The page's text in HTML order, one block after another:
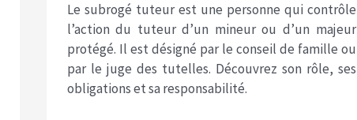
Le subrogé tuteur est une personne qui contrôle
l’action du tuteur d’un mineur ou d’un majeur
protégé. Il est désigné par le conseil de famille ou
par le juge des tutelles. Découvrez son rôle, ses
obligations et sa responsabilité.